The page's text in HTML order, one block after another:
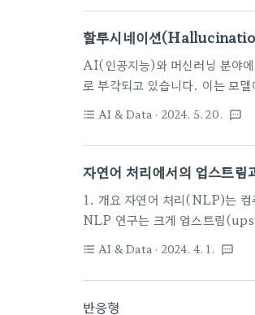
BiomedLM의 주요 특징과 기
록 등 방대한 양의 의생명학 문
납니..
할루시네이션
AI(인공지능)와 머신러닝 분야
로 부각되고 있습니다. 이는 모
을 살펴보겠습니다. 할루시네이
(generative model)에서 발생하
니다. 이는 텍스트 생성, 이미지
format_list_bulleted AI & Data · 2024. 5. 20. textsms
자연어 처리에서의 업스트림
1. 개요 자연어 처리(NLP)는 컴
NLP 연구는 크게 업스트림
그램을 개발하는 분야입니다.
니다. 주요 연구 주제는 다음과
술입니다. 한국어의 경우, 형태
format_list_bulleted AI & Data · 2024. 4. 1. textsms
반응형